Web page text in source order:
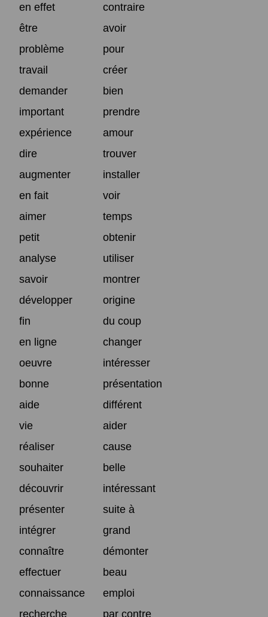
en effet
contraire
être
avoir
problème
pour
travail
créer
demander
bien
important
prendre
expérience
amour
dire
trouver
augmenter
installer
en fait
voir
aimer
temps
petit
obtenir
analyse
utiliser
savoir
montrer
développer
origine
fin
du coup
en ligne
changer
oeuvre
intéresser
bonne
présentation
aide
différent
vie
aider
réaliser
cause
souhaiter
belle
découvrir
intéressant
présenter
suite à
intégrer
grand
connaître
démonter
effectuer
beau
connaissance
emploi
recherche
par contre